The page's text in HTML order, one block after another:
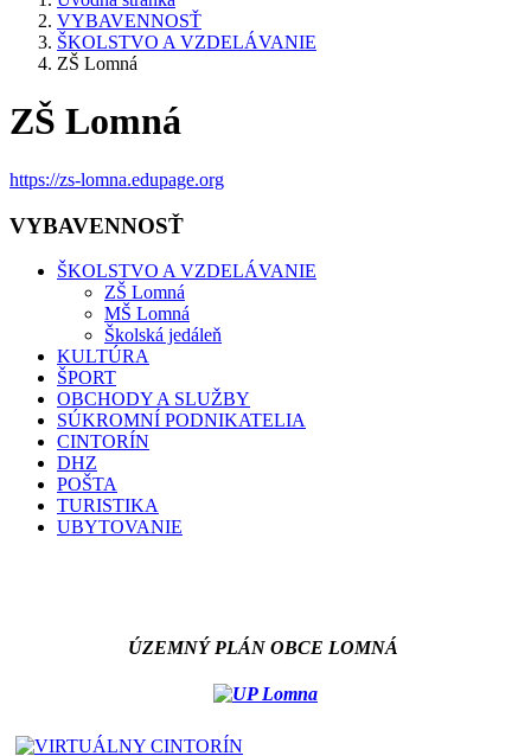
VYBAVENNOSŤ
ŠKOLSTVO A VZDELÁVANIE
ZŠ Lomná
ZŠ Lomná
https://zs-lomna.edupage.org
VYBAVENNOSŤ
ŠKOLSTVO A VZDELÁVANIE
ZŠ Lomná
MŠ Lomná
Školská jedáleň
KULTÚRA
ŠPORT
OBCHODY A SLUŽBY
SÚKROMNÍ PODNIKATELIA
CINTORÍN
DHZ
POŠTA
TURISTIKA
UBYTOVANIE
ÚZEMNÝ PLÁN OBCE LOMNÁ